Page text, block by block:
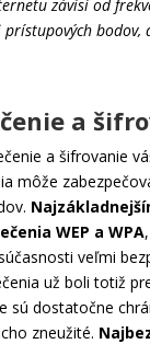
závisí od
bodov,
a
a šifrovanie
môže
WEP a WPA
veľmi
už boli totiž
sú dostatočne
zneužité.